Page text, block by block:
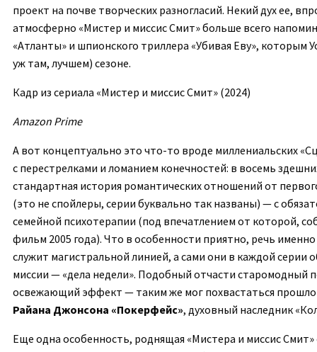
проект на почве творческих разногласий. Некий дух ее,
атмосферно «Мистер и миссис Смит» больше всего
«Атланты» и шпионского триллера «Убивая Еву», которым
уж там, лучшем) сезоне.
Кадр из сериала «Мистер и миссис Смит» (2024)
Amazon Prime
А вот концептуально это что-то вроде миллениальских
с перестрелками и ломанием конечностей: в восемь
стандартная история романтических отношений от
(это не спойлеры, серии буквально так названы) — с
семейной психотерапии (под впечатлением от которой,
фильм 2005 года). Что в особенности приятно, речь
служит магистральной линией, а сами они в каждой серии
миссии — «дела недели». Подобный отчасти старомодный
освежающий эффект — таким же мог похвастаться
Райана Джонсона «Покерфейс», духовный наследник
Еще одна особенность, роднящая «Мистера и миссис